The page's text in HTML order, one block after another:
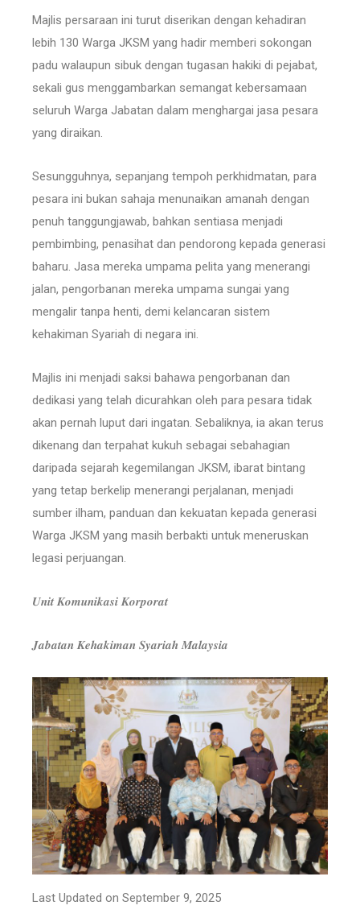
Majlis persaraan ini turut diserikan dengan kehadiran
lebih 130 Warga JKSM yang hadir memberi sokongan
padu walaupun sibuk dengan tugasan hakiki di pejabat,
sekali gus menggambarkan semangat kebersamaan
seluruh Warga Jabatan dalam menghargai jasa pesara
yang diraikan.
Sesungguhnya, sepanjang tempoh perkhidmatan, para
pesara ini bukan sahaja menunaikan amanah dengan
penuh tanggungjawab, bahkan sentiasa menjadi
pembimbing, penasihat dan pendorong kepada generasi
baharu. Jasa mereka umpama pelita yang menerangi
jalan, pengorbanan mereka umpama sungai yang
mengalir tanpa henti, demi kelancaran sistem
kehakiman Syariah di negara ini.
Majlis ini menjadi saksi bahawa pengorbanan dan
dedikasi yang telah dicurahkan oleh para pesara tidak
akan pernah luput dari ingatan. Sebaliknya, ia akan terus
dikenang dan terpahat kukuh sebagai sebahagian
daripada sejarah kegemilangan JKSM, ibarat bintang
yang tetap berkelip menerangi perjalanan, menjadi
sumber ilham, panduan dan kekuatan kepada generasi
Warga JKSM yang masih berbakti untuk meneruskan
legasi perjuangan.
𝑼𝒏𝒊𝒕 𝑲𝒐𝒎𝒖𝒏𝒊𝒌𝒂𝒔𝒊 𝑲𝒐𝒓𝒑𝒐𝒓𝒂𝒕
𝑱𝒂𝒃𝒂𝒕𝒂𝒏 𝑲𝒆𝒉𝒂𝒌𝒊𝒎𝒂𝒏 𝑺𝒚𝒂𝒓𝒊𝒂𝒉 𝑴𝒂𝒍𝒂𝒚𝒔𝒊𝒂
Last Updated on September 9, 2025